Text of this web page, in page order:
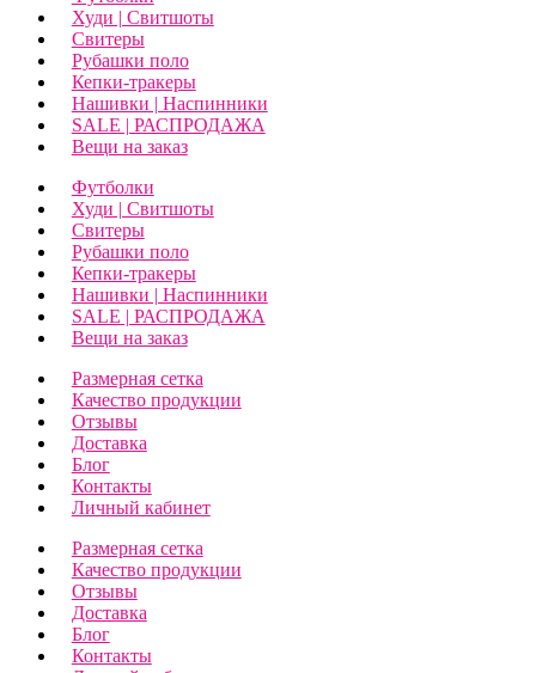
Худи | Свитшоты
Свитеры
Рубашки поло
Кепки-тракеры
Нашивки | Наспинники
SALE | РАСПРОДАЖА
Вещи на заказ
Футболки
Худи | Свитшоты
Свитеры
Рубашки поло
Кепки-тракеры
Нашивки | Наспинники
SALE | РАСПРОДАЖА
Вещи на заказ
Размерная сетка
Качество продукции
Отзывы
Доставка
Блог
Контакты
Личный кабинет
Размерная сетка
Качество продукции
Отзывы
Доставка
Блог
Контакты